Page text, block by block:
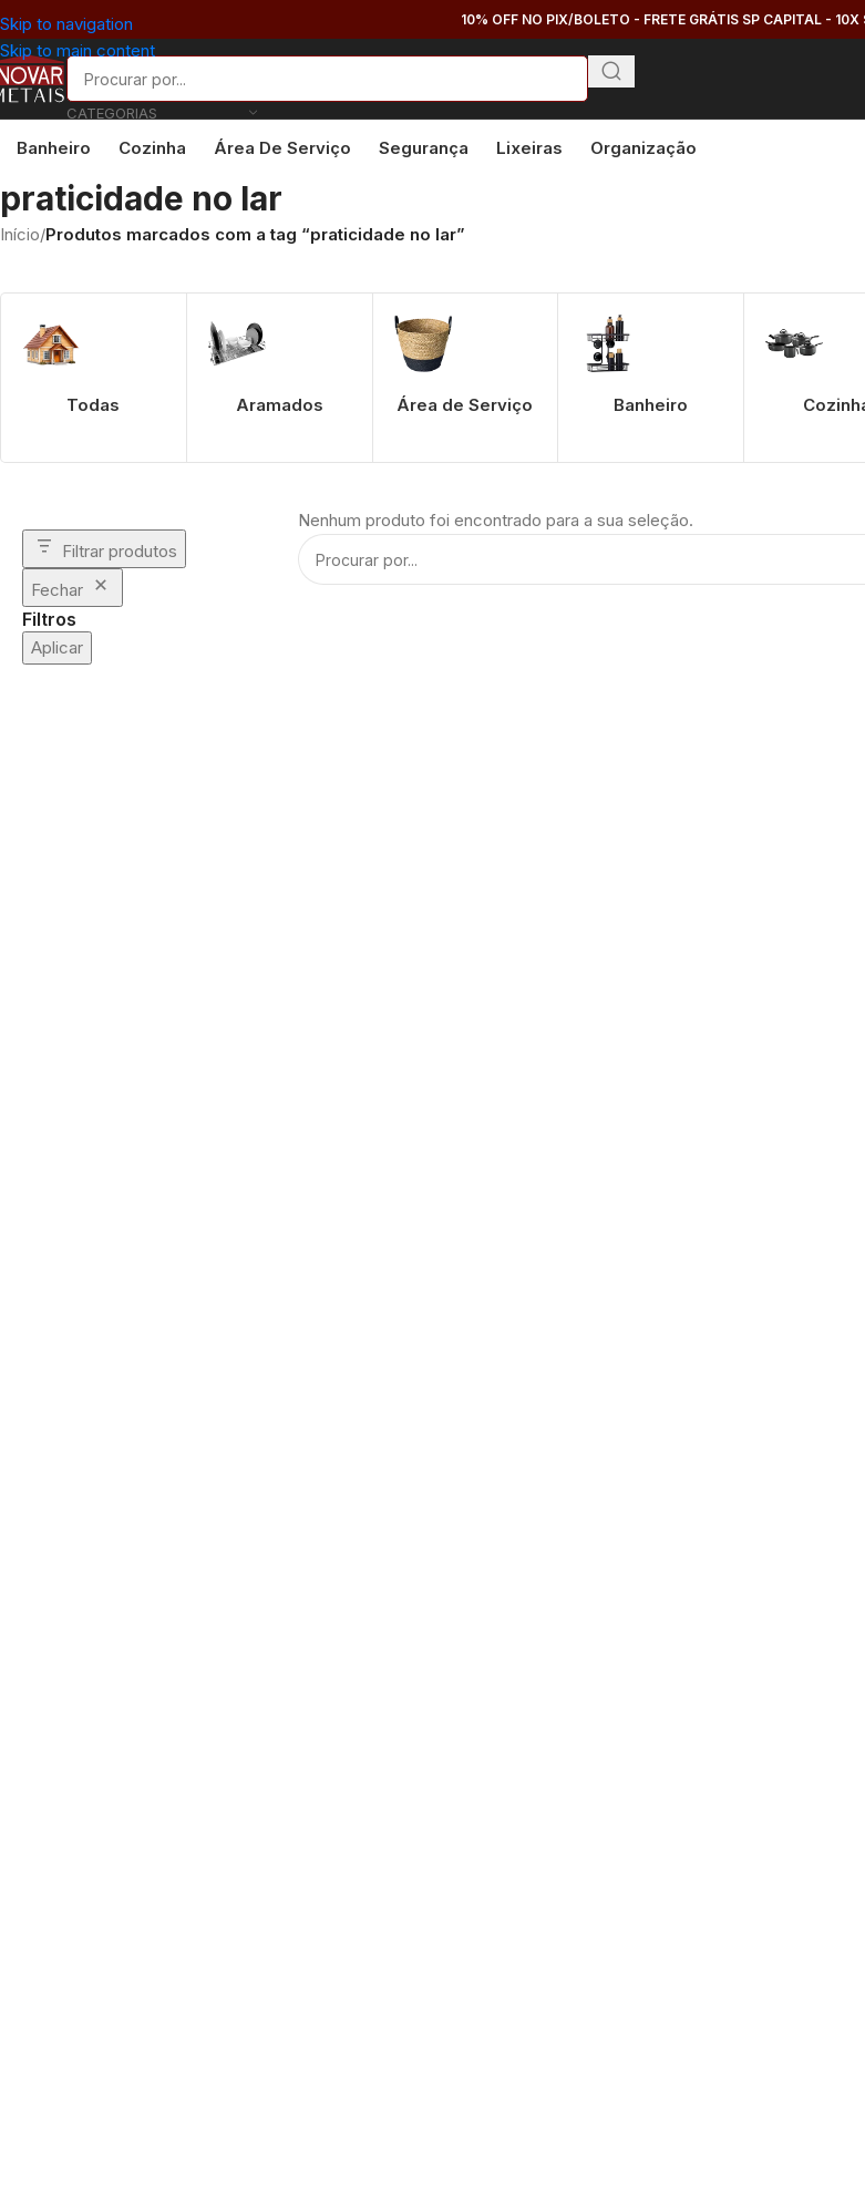
Skip to navigation
Skip to main content
10% OFF NO PIX/BOLETO - FRETE GRÁTIS SP CAPITAL -
CATEGORIAS
Banheiro Cozinha Área De Serviço Segurança Lixeiras Organização
praticidade no lar
Início/Produtos marcados com a tag “praticidade no lar”
Todas Aramados Área de Serviço Banheiro
Filtrar produtos
Fechar
Filtros
Aplicar
Nenhum produto foi encontrado para a sua seleção.